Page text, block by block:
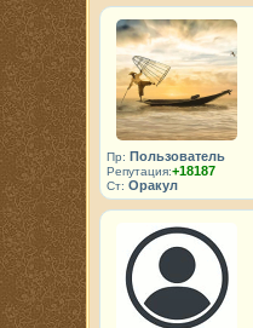
Пр: Пользователь
Репутация:+18187
Ст: Оракул